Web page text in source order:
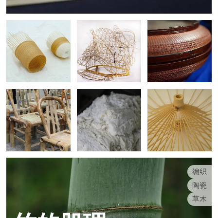
编织
陶瓷
草木